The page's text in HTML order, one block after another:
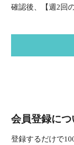
確認後、【週2回
会員登録につ
登録するだけで